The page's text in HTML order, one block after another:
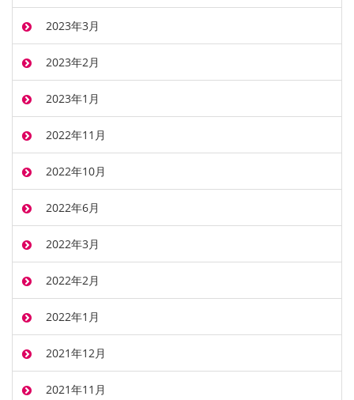
2023年3月
2023年2月
2023年1月
2022年11月
2022年10月
2022年6月
2022年3月
2022年2月
2022年1月
2021年12月
2021年11月